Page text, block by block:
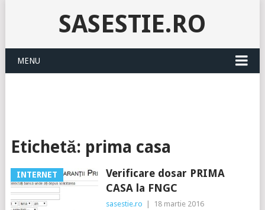
SASESTIE.RO
MENU
Etichetă: prima casa
INTERNET
Verificare dosar PRIMA
CASA la FNGC
sasestie.ro 18 martie 2016